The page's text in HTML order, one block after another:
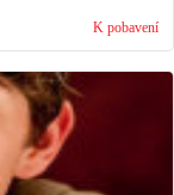
K pobavení